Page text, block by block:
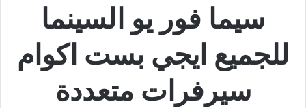
سيما فور يو السينما
للجميع ايجي بست اكوام
سيرفرات متعددة